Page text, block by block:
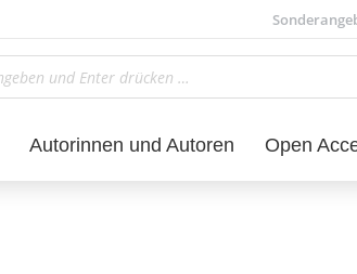
Autorinnen und Autoren Open